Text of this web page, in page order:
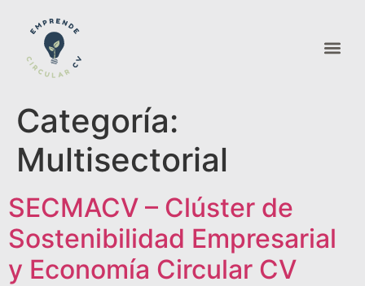
Categoría:
Multisectorial
SECMACV – Clúster de
Sostenibilidad Empresarial
y Economía Circular CV